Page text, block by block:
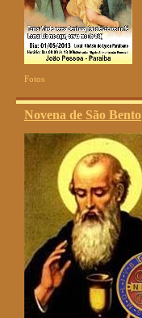
Fotos
Novena de São Bento